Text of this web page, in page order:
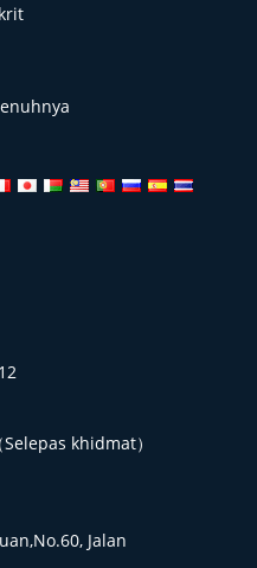
khidmat）
Jalan